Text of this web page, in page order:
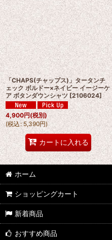
「CHAPS(チャップス)」タータンチ
ェック ボルドー×ネイビー イージーケ
ア ボタンダウンシャツ [2106024]
4,900円(税別)
(税込: 5,390円)
カートに入れる
ホーム
ショッピングカート
新着商品
おすすめ商品